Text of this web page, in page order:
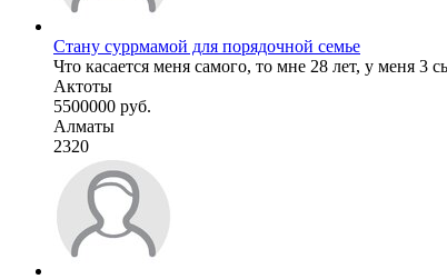
Стану суррмамой для порядочной семье
Что касается меня самого, то мне 28 лет, у меня 3
Актоты
5500000 руб.
Алматы
2320